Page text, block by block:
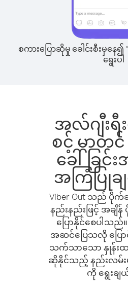
စကားပြောဆိုမှု ခေါင်းစီးမှနေ၍
ရွေးပါ
အလ်ဂျီးရီ
စင့် မာတင်
ခေါ်ခြ
အကြံပြုခ
Viber Out သည်
နည်းနည်းဖြင့် အချိန်
ပြောနိုင်စေပါသ
အဆင်ပြေသလို ပြော
သက်သာသော နှုန်းထား
ဆိုနိုင်သည့် နည်းလမ်း
ကို ရွေးချ